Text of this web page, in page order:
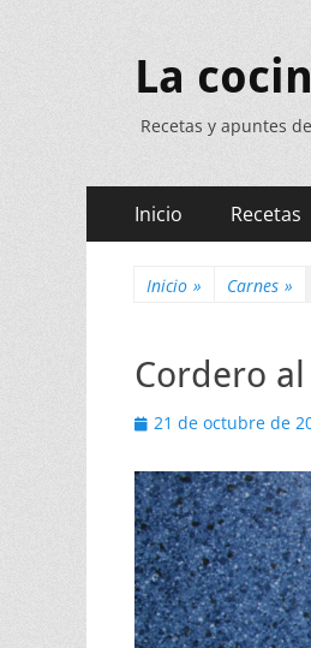
La
Recetas y apuntes
Menú
principal
Saltar
Inicio Recetas
Inicio » Carnes »
Cordero
Publicado
21 de octubre de